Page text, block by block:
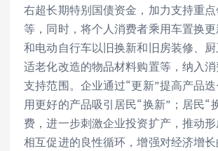
右超长期特别国债资金，加力支持重
等，同时，将个人消费者乘用车置换
和电动自行车以旧换新和旧房装修、
适老化改造的物品材料购置等，纳入
支持范围。企业通过“更新”提高产品迭
用更好的产品吸引居民“换新”；居民“
费，进一步刺激企业投资扩产，推动
相互促进的良性循环，增强对经济增长